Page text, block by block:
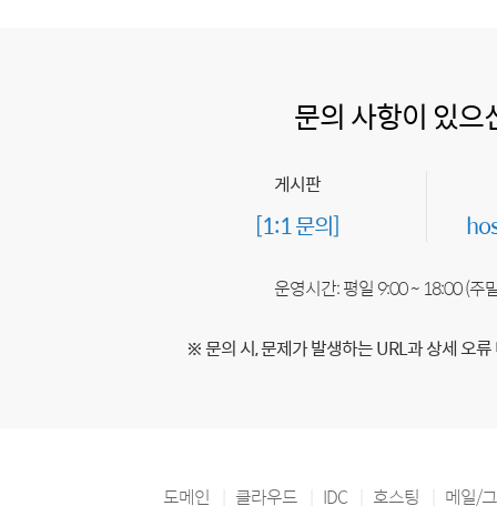
문의 사항이 있으
게시판
[1:1 문의]
운영시간: 평일 9:00 ~ 18:00 (주
※ 문의 시, 문제가 발생하는 URL과 상세 오
도메인 클라우드 IDC 호스팅 메일/